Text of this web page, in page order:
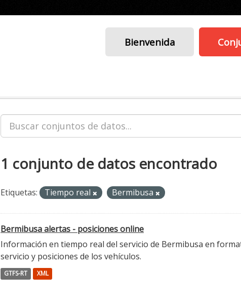
Bienvenida
1 conjunto de datos encontrado
Etiquetas: Tiempo real Bermibusa
Bermibusa alertas - posiciones online
Información en tiempo real del servicio de Bermibusa en
servicio y posiciones de los vehículos.
GTFS-RT XML